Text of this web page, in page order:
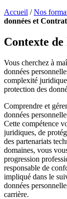
Accueil /Nos
données et
Contexte
Vous cherchez à
données
complexité
protection des
Comprendre et
données
Cette compétence
juridiques, de
des partenariats
domaines, vous
progression
responsable de
impliqué dans le
données
carrière.